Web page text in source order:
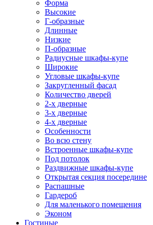
Форма
Высокие
Г-образные
Длинные
Низкие
П-образные
Радиусные шкафы-купе
Широкие
Угловые шкафы-купе
Закругленный фасад
Количество дверей
2-х дверные
3-х дверные
4-х дверные
Особенности
Во всю стену
Встроенные шкафы-купе
Под потолок
Раздвижные шкафы-купе
Открытая секция посередине
Распашные
Гардероб
Для маленького помещения
Эконом
Гостиные